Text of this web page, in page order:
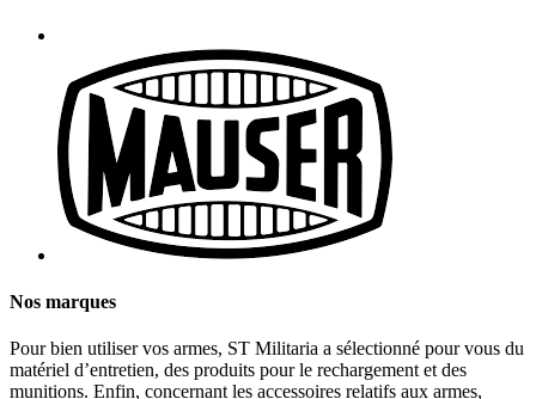
Nos marques
Pour bien utiliser vos armes, ST Militaria a sélectionné pour vous du
matériel d’entretien, des produits pour le rechargement et des
munitions. Enfin, concernant les accessoires relatifs aux armes,